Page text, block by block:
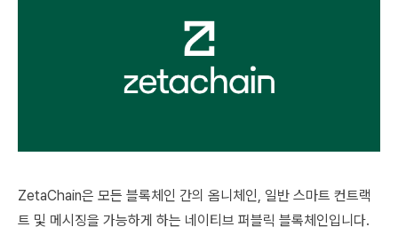
ZetaChain은 모든 블록체인 간의 옴니체인, 일반 스마트 컨트랙
트 및 메시징을 가능하게 하는 네이티브 퍼블릭 블록체인입니다.